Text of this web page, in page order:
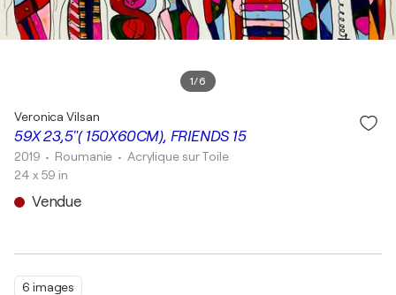
1/6
6 images
59X 23,5"( 150X60CM), FRIENDS 15
Veronica Vilsan
2019 • Roumanie • Acrylique sur Toile
24 x 59 in
Vendue